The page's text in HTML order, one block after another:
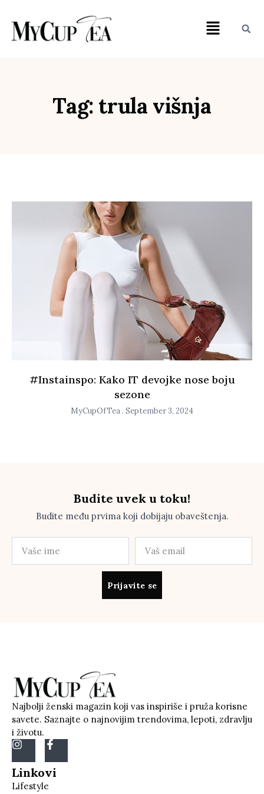
Tag: trula višnja
#Instainspo: Kako IT devojke nose boju
sezone
MyCupOfTea September 3, 2024
Budite uvek u toku!
Budite među prvima koji dobijaju obaveštenja.
Prijavite se
Najbolji ženski magazin koji vas inspiriše i pruža korisne
savete. Saznajte o najnovijim trendovima, lepoti, zdravlju
i životu.
Linkovi
Lifestyle